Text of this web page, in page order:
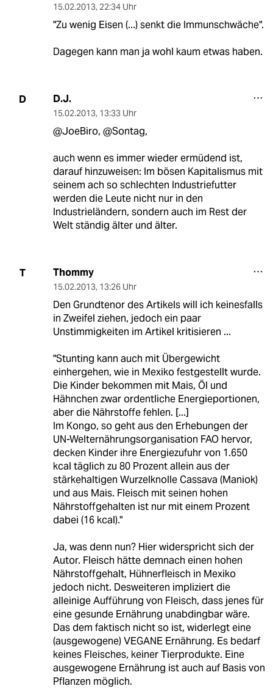
15.02.2013, 22:34 Uhr
"Zu wenig Eisen (...) senkt die Immunschwäche".
Dagegen kann man ja wohl kaum etwas haben.
D D.J.
15.02.2013, 13:33 Uhr
@JoeBiro, @Sontag,
auch wenn es immer wieder ermüdend ist,
darauf hinzuweisen: Im bösen Kapitalismus mit
seinem ach so schlechten Industriefutter
werden die Leute nicht nur in den
Industrieländern, sondern auch im Rest der
Welt ständig älter und älter.
T Thommy
15.02.2013, 13:26 Uhr
Den Grundtenor des Artikels will ich keinesfalls
in Zweifel ziehen, jedoch ein paar
Unstimmigkeiten im Artikel kritisieren ...
"Stunting kann auch mit Übergewicht
einhergehen, wie in Mexiko festgestellt wurde.
Die Kinder bekommen mit Mais, Öl und
Hähnchen zwar ordentliche Energieportionen,
aber die Nährstoffe fehlen. [...]
Im Kongo, so geht aus den Erhebungen der
UN-Welternährungsorganisation FAO hervor,
decken Kinder ihre Energiezufuhr von 1.650
kcal täglich zu 80 Prozent allein aus der
stärkehaltigen Wurzelknolle Cassava (Maniok)
und aus Mais. Fleisch mit seinen hohen
Nährstoffgehalten ist nur mit einem Prozent
dabei (16 kcal)."
Ja, was denn nun? Hier widerspricht sich der
Autor. Fleisch hätte demnach einen hohen
Nährstoffgehalt, Hühnerfleisch in Mexiko
jedoch nicht. Desweiteren impliziert die
alleinige Aufführung von Fleisch, dass jenes für
eine gesunde Ernährung unabdingbar wäre.
Das dem faktisch nicht so ist, widerlegt eine
(ausgewogene) VEGANE Ernährung. Es bedarf
keines Fleisches, keiner Tierprodukte. Eine
ausgewogene Ernährung ist auch auf Basis von
Pflanzen möglich.